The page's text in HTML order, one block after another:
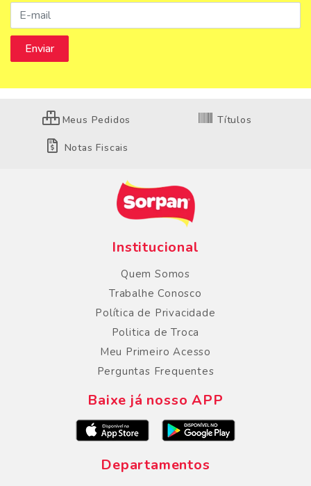
Meus Pedidos Títulos
Notas Fiscais
Institucional
Quem Somos
Trabalhe Conosco
Política de Privacidade
Politica de Troca
Meu Primeiro Acesso
Perguntas Frequentes
Baixe já nosso APP
Departamentos